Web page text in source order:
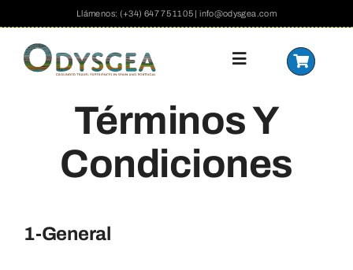
contenido
Llámenos: (+34) 647 75 11 05 | info@odysgea.com
Alternar
Actividades
Qué Ofrecemos
Términos Y
Condiciones
1-General